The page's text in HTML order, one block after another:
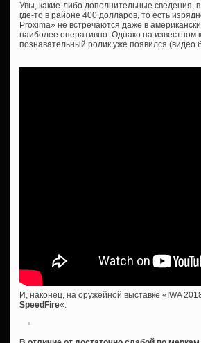
Увы, какие-либо дополнительные сведения,
где-то в районе 400 долларов, то есть
Proxima» не встречаются даже в
наиболее оперативно. Однако на
познавательный ролик уже появился (видео
И, наконец, на оружейной выставке «IWA
SpeedFire«.